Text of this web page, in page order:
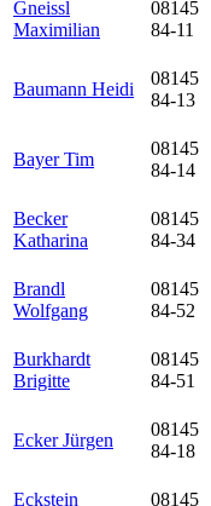
Gneissl
Maximilian
08145
84-11
Baumann Heidi
08145
84-13
Bayer Tim
08145
84-14
Becker
Katharina
08145
84-34
Brandl
Wolfgang
08145
84-52
Burkhardt
Brigitte
08145
84-51
Ecker Jürgen
08145
84-18
Eckstein
08145